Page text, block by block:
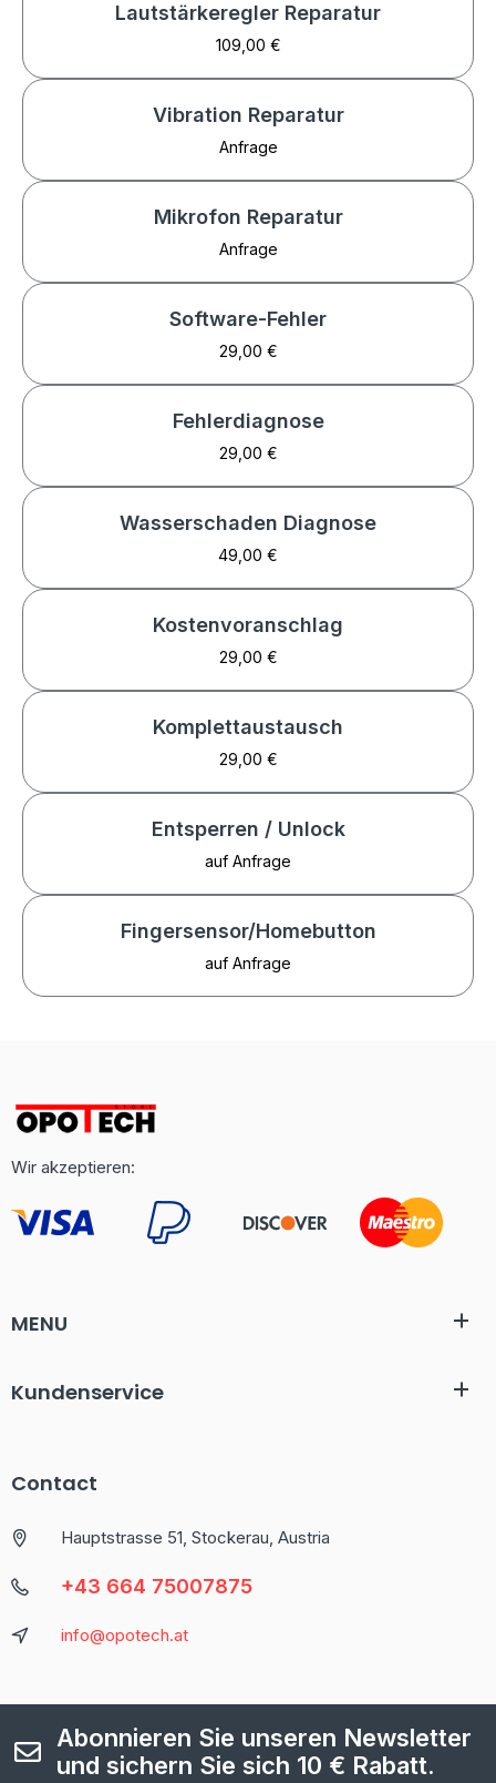
Lautstärkeregler Reparatur
109,00 €
Vibration Reparatur
Anfrage
Mikrofon Reparatur
Anfrage
Software-Fehler
29,00 €
Fehlerdiagnose
29,00 €
Wasserschaden Diagnose
49,00 €
Kostenvoranschlag
29,00 €
Komplettaustausch
29,00 €
Entsperren / Unlock
auf Anfrage
Fingersensor/Homebutton
auf Anfrage
Wir akzeptieren:
MENU
Kundenservice
Contact
Hauptstrasse 51, Stockerau, Austria
+43 664 75007875
info@opotech.at
Abonnieren Sie unseren Newsletter
und sichern Sie sich 10 € Rabatt.